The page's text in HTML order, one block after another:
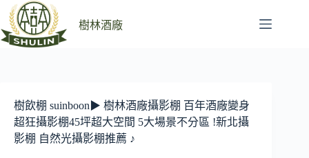
至
主
樹林酒廠
樹飲棚 suinboon▶ 樹林酒廠攝影棚 百年酒廠變身
超狂攝影棚45坪超大空間 5大場景不分區 !新北攝
影棚 自然光攝影棚推薦 ♪